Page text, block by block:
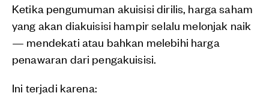
Ketika pengumuman akuisisi dirilis, harga saham
yang akan diakuisisi hampir selalu melonjak naik
— mendekati atau bahkan melebihi harga
penawaran dari pengakuisisi.
Ini terjadi karena: